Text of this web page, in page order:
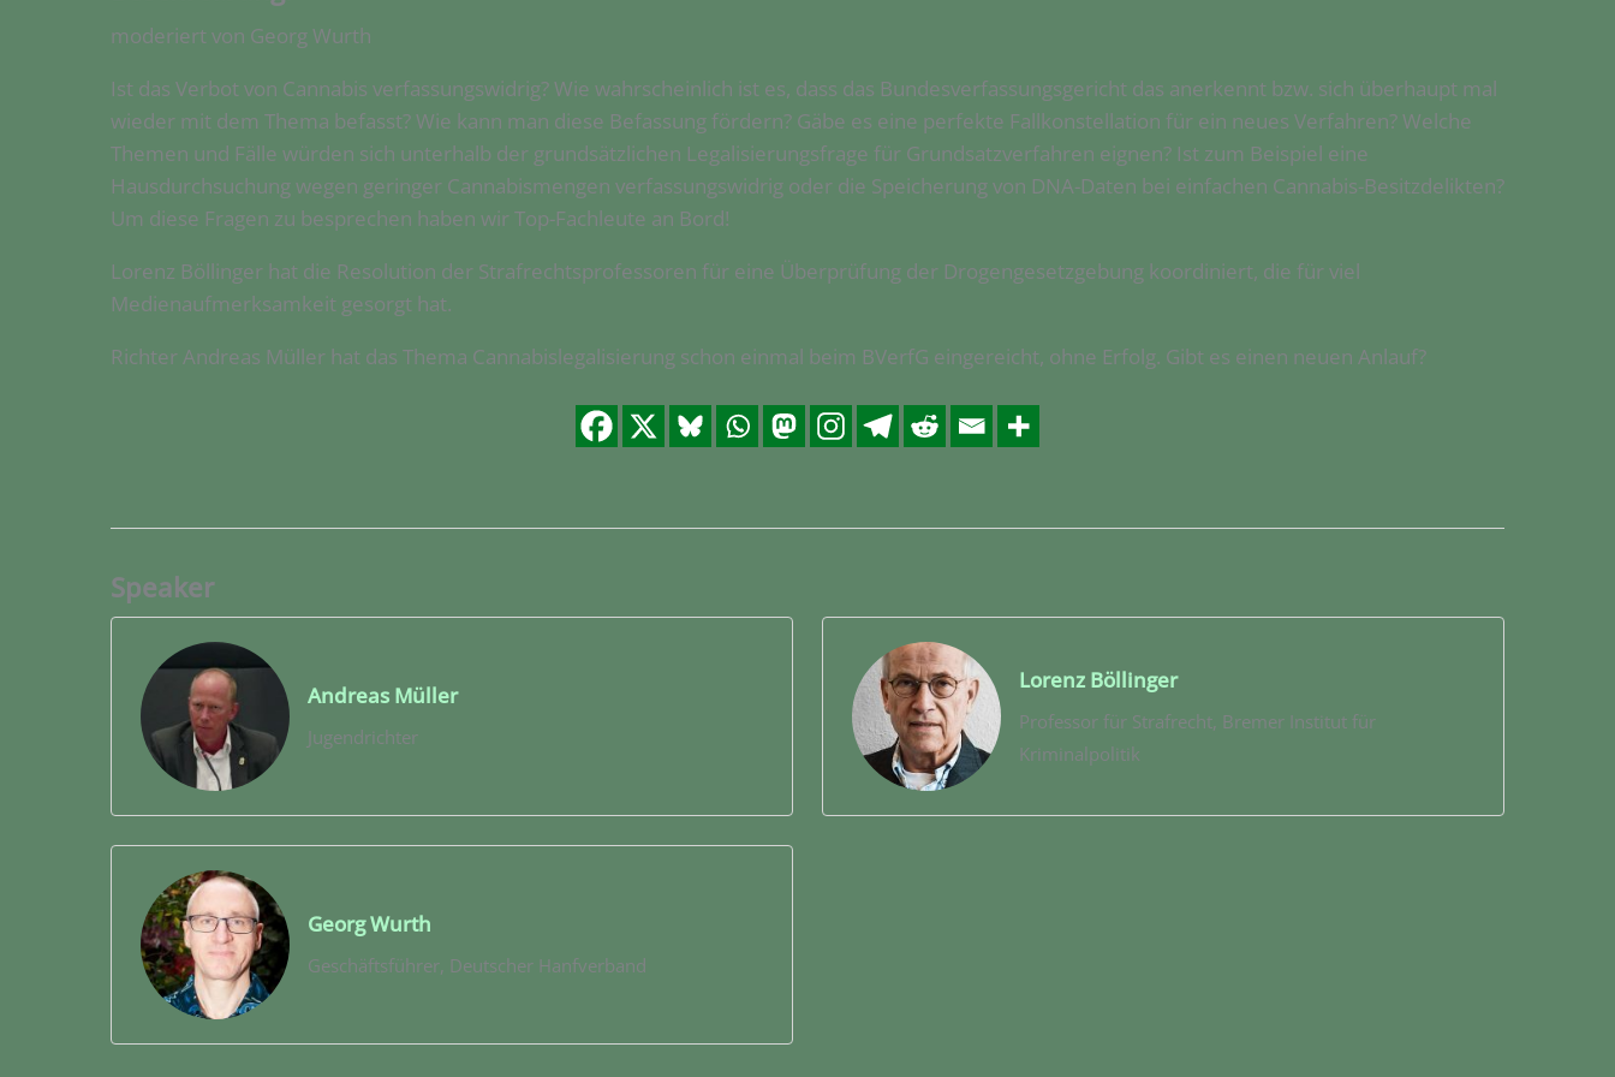
moderiert von Georg Wurth
Ist das Verbot von Cannabis verfassungswidrig? Wie wahrscheinlich ist es, dass das Bundesverfassungsgericht das anerkennt bzw. sich überhaupt mal
wieder mit dem Thema befasst? Wie kann man diese Befassung fördern? Gäbe es eine perfekte Fallkonstellation für ein neues Verfahren? Welche
Themen und Fälle würden sich unterhalb der grundsätzlichen Legalisierungsfrage für Grundsatzverfahren eignen? Ist zum Beispiel eine
Hausdurchsuchung wegen geringer Cannabismengen verfassungswidrig oder die Speicherung von DNA-Daten bei einfachen Cannabis-Besitzdelikten?
Um diese Fragen zu besprechen haben wir Top-Fachleute an Bord!
Lorenz Böllinger hat die Resolution der Strafrechtsprofessoren für eine Überprüfung der Drogengesetzgebung koordiniert, die für viel
Medienaufmerksamkeit gesorgt hat.
Richter Andreas Müller hat das Thema Cannabislegalisierung schon einmal beim BVerfG eingereicht, ohne Erfolg. Gibt es einen neuen Anlauf?
Speaker
Andreas Müller
Jugendrichter
Lorenz Böllinger
Professor für Strafrecht, Bremer Institut für
Kriminalpolitik
Georg Wurth
Geschäftsführer, Deutscher Hanfverband